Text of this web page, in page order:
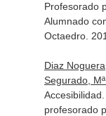
Profesorado
Alumnado
Octaedro.
Diaz
Segurado,
profesorado